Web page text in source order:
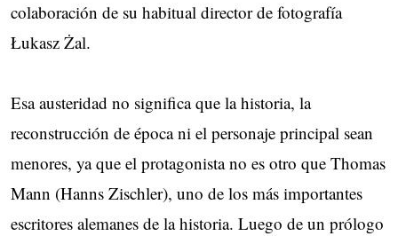
colaboración de su habitual director de fotografía
Łukasz Żal.
Esa austeridad no significa que la historia, la
reconstrucción de época ni el personaje principal sean
menores, ya que el protagonista no es otro que Thomas
Mann (Hanns Zischler), uno de los más importantes
escritores alemanes de la historia. Luego de un prólogo